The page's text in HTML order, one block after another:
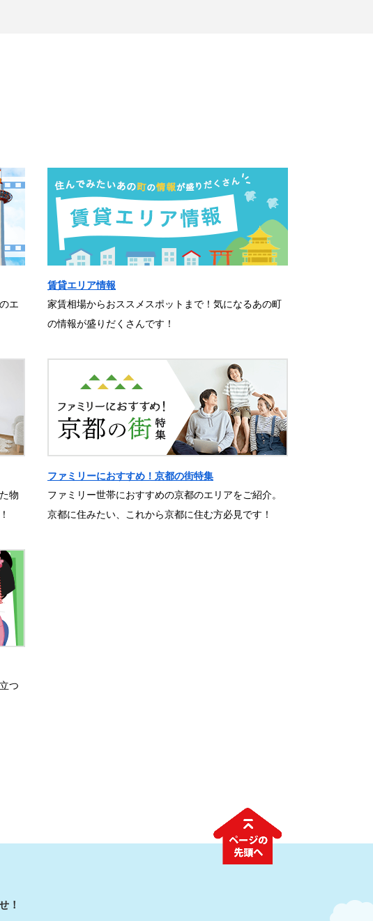
エ
賃貸エリア情報
家賃相場からおススメスポットまで！気になるあの町
の情報が盛りだくさんです！
物
ファミリーにおすすめ！京都の街特集
ファミリー世帯におすすめの京都のエリアをご紹介。
京都に住みたい、これから京都に住む方必見です！
つ
！